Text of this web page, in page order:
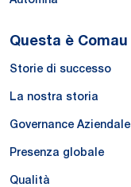
Questa è Comau
Storie di successo
La nostra storia
Governance Aziendale
Presenza globale
Qualità